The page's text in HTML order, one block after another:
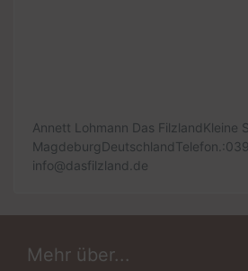
Annett Lohmann Das FilzlandKleine
info@dasfilzland.de
Mehr über...